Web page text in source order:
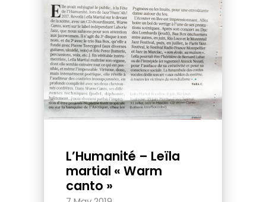
L’Humanité – Leïla
martial « Warm
canto »